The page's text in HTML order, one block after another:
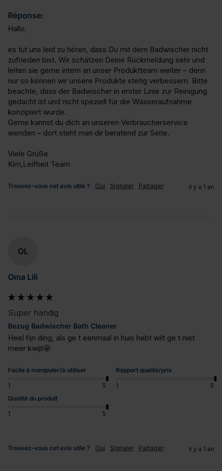
Réponse:
Hallo,
es tut uns leid zu hören, dass Du mit dem Badwischer nicht
zufrieden bist. Wir schätzen Deine Rückmeldung sehr und
leiten sie gerne intern an unser Produktteam weiter – denn
nur so können wir unsere Produkte stetig verbessern. Bitte
beachte, dass der Badwischer in erster Linie zur Reinigung
gedacht ist und nicht speziell für die Wasseraufnahme
konzipiert wurde.
Gerne kannst du dich an unseren Verbraucherservice
wenden – dort steht man dir beratend zur Seite.
Viele Grüße
Kim,Leifheit Team
Trouvez-vous cet avis utile ? Oui Signaler Partager il y a 1 an
OL
Oma Lili
Super handig
Bezug Badwischer Bath Cleaner
Heel fijn ding, als ge t eenmaal in huis hebt wilt ge t niet
meer kwijt🤩
Facile à manipuler/à utiliser
1 5
Rapport qualité/prix
1
5
Qualité du produit
1 5
Trouvez-vous cet avis utile ? Oui Signaler Partager il y a 1 an